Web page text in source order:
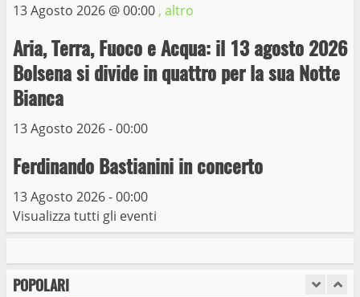
13 Agosto 2026 @00:00 , altro
Aria, Terra, Fuoco e Acqua: il 13 agosto 2026
Bolsena si divide in quattro per la sua Notte
Bianca
13 Agosto 2026 - 00:00
Ferdinando Bastianini in concerto
13 Agosto 2026 - 00:00
Visualizza tutti gli eventi
POPOLARI
6
Trasporto pubblico locale, trasferimento
capolinea al terminal Riello dal 15 al 17
giugno
15 Giugno 2023
Giochi Sportivi Studenteschi di Atletica a
Viterbo
10 Maggio 2023
I Carabinieri arrestano due giovani per
stupefacenti